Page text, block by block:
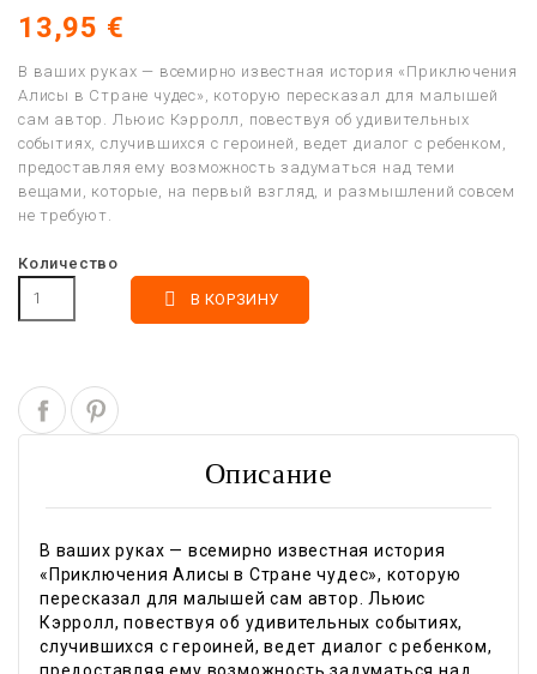
13,95 €
В ваших руках — всемирно известная история «Приключения
Алисы в Стране чудес», которую пересказал для малышей
сам автор. Льюис Кэрролл, повествуя об удивительных
событиях, случившихся с героиней, ведет диалог с ребенком,
предоставляя ему возможность задуматься над теми
вещами, которые, на первый взгляд, и размышлений совсем
не требуют.
Количество
 В КОРЗИНУ
Описание
В ваших руках — всемирно известная история
«Приключения Алисы в Стране чудес», которую
пересказал для малышей сам автор. Льюис
Кэрролл, повествуя об удивительных событиях,
случившихся с героиней, ведет диалог с ребенком,
предоставляя ему возможность задуматься над